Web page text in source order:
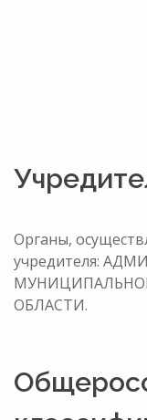
Органы,
учредителя:
ОБЛАСТИ.